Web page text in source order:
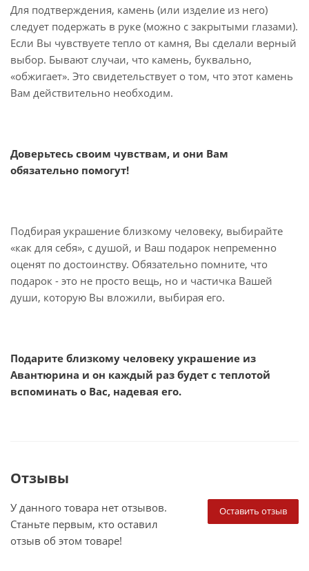
Для подтверждения, камень (или изделие из него)
следует подержать в руке (можно с закрытыми глазами).
Если Вы чувствуете тепло от камня, Вы сделали верный
выбор. Бывают случаи, что камень, буквально,
«обжигает». Это свидетельствует о том, что этот камень
Вам действительно необходим.
Доверьтесь своим чувствам, и они Вам
обязательно помогут!
Подбирая украшение близкому человеку, выбирайте
«как для себя», с душой, и Ваш подарок непременно
оценят по достоинству. Обязательно помните, что
подарок - это не просто вещь, но и частичка Вашей
души, которую Вы вложили, выбирая его.
Подарите близкому человеку украшение из
Авантюрина и он каждый раз будет с теплотой
вспоминать о Вас, надевая его.
Отзывы
Оставить отзыв
У данного товара нет отзывов.
Станьте первым, кто оставил
отзыв об этом товаре!